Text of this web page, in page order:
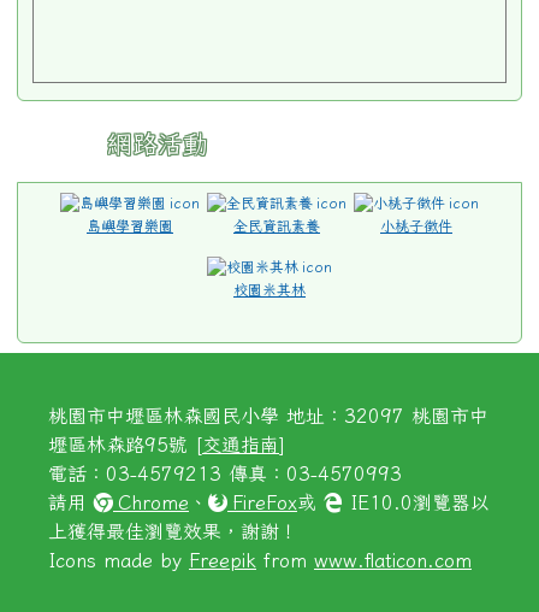
網路活動
島嶼學習樂園 全民資訊素養 小桃子徵件
校園米其林
桃園市中壢區林森國民小學 地址：32097 桃園市中
壢區林森路95號 [交通指南]
電話：03-4579213 傳真：03-4570993
請用
Chrome 、 FireFox或
IE10.0瀏覽器以
上獲得最佳瀏覽效果，謝謝！
Icons made by Freepik from www.flaticon.com